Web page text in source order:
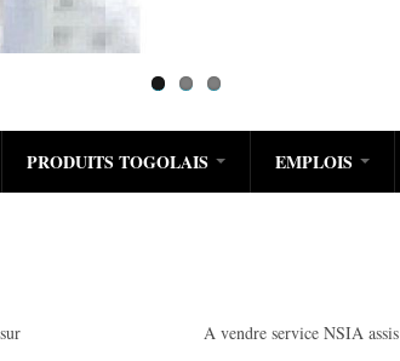
PRODUITS TOGOLAIS EMPLOIS
A vendre service NSIA assis